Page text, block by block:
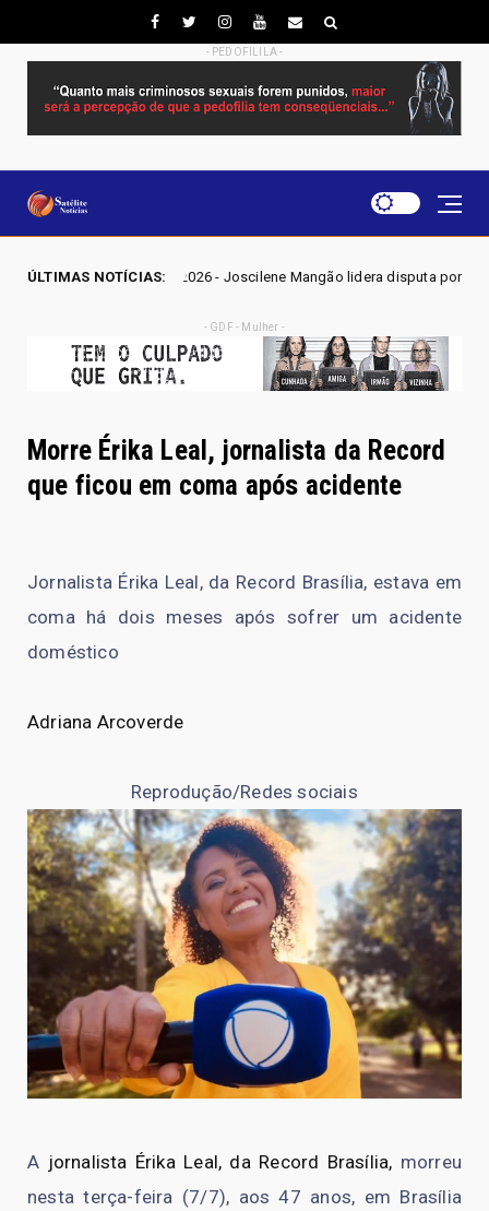
- PEDOFILILA -
ÚLTIMAS NOTÍCIAS:
2026 - Joscilene Mangão lidera disputa por vaga na Alego em Novo
- GDF - Mulher -
Morre Érika Leal, jornalista da Record
que ficou em coma após acidente
Jornalista Érika Leal, da Record Brasília, estava em
coma há dois meses após sofrer um acidente
doméstico
Adriana Arcoverde
Reprodução/Redes sociais
A jornalista Érika Leal, da Record Brasília, morreu
nesta terça-feira (7/7), aos 47 anos, em Brasília